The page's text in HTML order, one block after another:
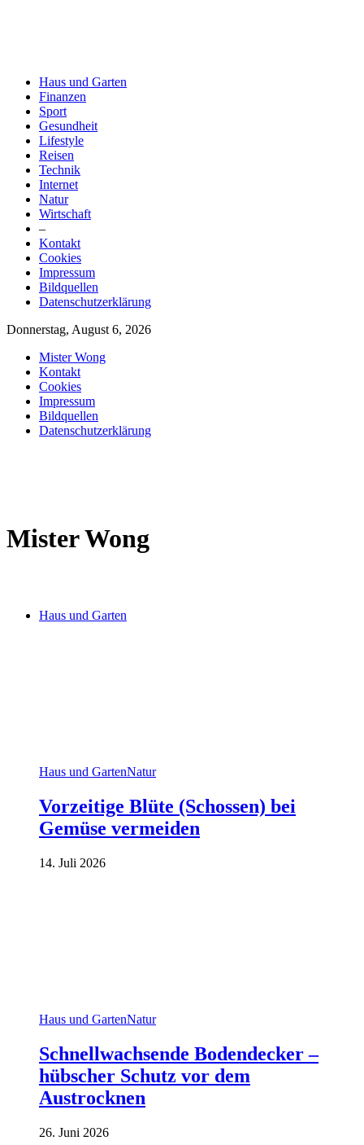
Haus und Garten
Finanzen
Sport
Gesundheit
Lifestyle
Reisen
Technik
Internet
Natur
Wirtschaft
–
Kontakt
Cookies
Impressum
Bildquellen
Datenschutzerklärung
Donnerstag, August 6, 2026
Mister Wong
Kontakt
Cookies
Impressum
Bildquellen
Datenschutzerklärung
Mister Wong
Haus und Garten
Haus und GartenNatur
Vorzeitige Blüte (Schossen) bei
Gemüse vermeiden
14. Juli 2026
Haus und GartenNatur
Schnellwachsende Bodendecker –
hübscher Schutz vor dem
Austrocknen
26. Juni 2026